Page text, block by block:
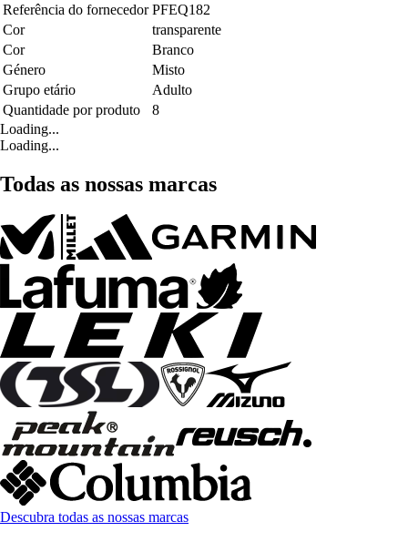
Referência do fornecedor PFEQ182
Cor
transparente
Cor
Branco
Género
Misto
Grupo etário
Adulto
Quantidade por produto
8
Loading...
Loading...
Todas as nossas marcas
Descubra todas as nossas marcas